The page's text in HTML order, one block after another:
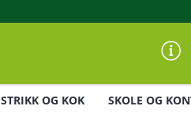
STRIKK OG KOK SKOLE OG